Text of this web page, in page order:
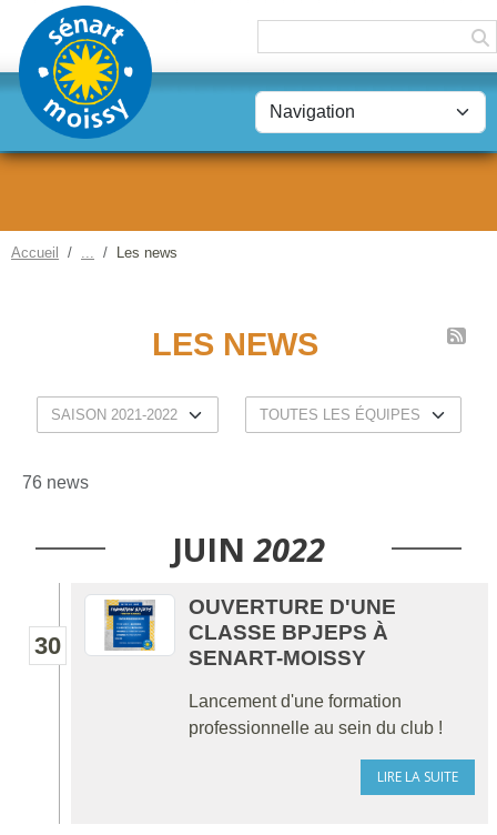
Accueil Les news
LES NEWS
76 news
JUIN 2022
30
OUVERTURE D'UNE
CLASSE BPJEPS À
SENART-MOISSY
Lancement d'une formation
professionnelle au sein du club !
LIRE LA SUITE
Panneau de gestion des cookies